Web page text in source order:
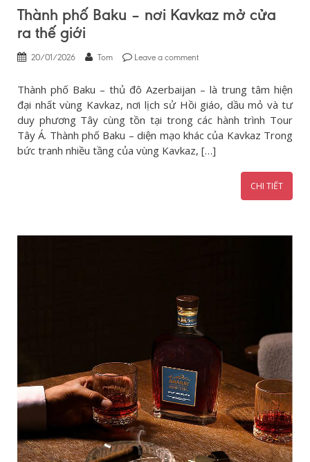
Thành phố Baku – nơi Kavkaz mở cửa
ra thế giới
20/01/2026 Tom Leave a comment
Thành phố Baku – thủ đô Azerbaijan – là trung tâm hiện
đại nhất vùng Kavkaz, nơi lịch sử Hồi giáo, dầu mỏ và tư
duy phương Tây cùng tồn tại trong các hành trình Tour
Tây Á. Thành phố Baku – diện mạo khác của Kavkaz Trong
bức tranh nhiều tầng của vùng Kavkaz, […]
CHI TIẾT